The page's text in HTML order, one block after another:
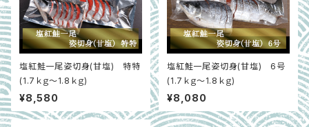
塩紅鮭一尾姿切身(甘塩) 特特
(1.7ｋｇ～1.8ｋｇ)
¥8,580
塩紅鮭一尾姿切身(甘塩) 6号
(1.7ｋｇ～1.8ｋｇ)
¥8,080